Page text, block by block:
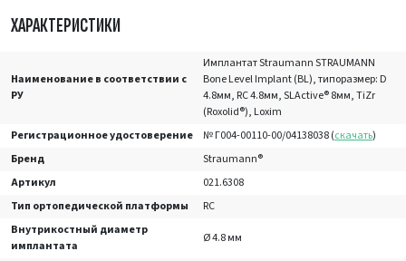
ХАРАКТЕРИСТИКИ
Наименование в соответствии с
РУ
Имплантат Straumann STRAUMANN
Bone Level Implant (BL), типоразмер: D
4.8мм, RC 4.8мм, SLActive® 8мм, TiZr
(Roxolid®), Loxim
Регистрационное удостоверение
№ Г004-00110-00/04138038 (скачать)
Бренд
Straumann®
Артикул
021.6308
Тип ортопедической платформы
RC
Внутрикостный диаметр
имплантата
Ø 4.8 мм